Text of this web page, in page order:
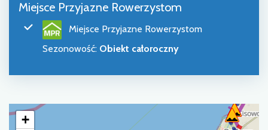
Miejsce Przyjazne Rowerzystom
Miejsce Przyjazne Rowerzystom
Sezonowość: Obiekt całoroczny
+